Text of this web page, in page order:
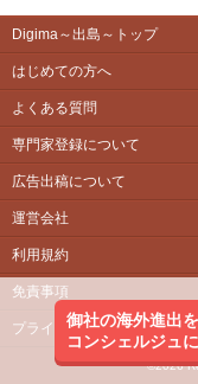
御社の海外進出を
コンシェルジュ
Digima～出島～トップ
はじめての方へ
よくある質問
専門家登録について
広告出稿について
運営会社
利用規約
免責事項
プライバシーポリシー
©2026